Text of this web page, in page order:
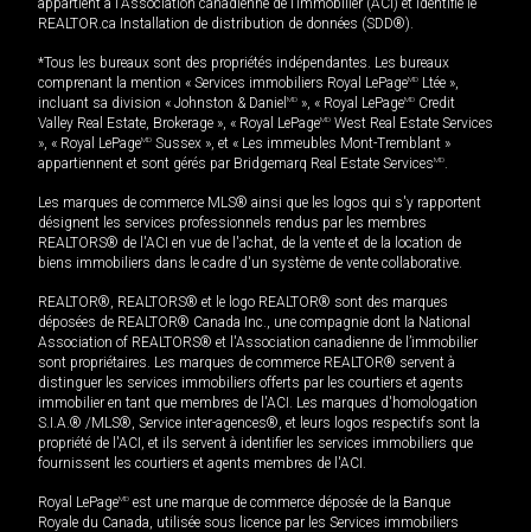
appartient à l'Association canadienne de l’immobilier (ACI) et identifie le
REALTOR.ca Installation de distribution de données (SDD®).
*Tous les bureaux sont des propriétés indépendantes. Les bureaux
comprenant la mention « Services immobiliers Royal LePageMD Ltée »,
incluant sa division « Johnston & Daniel MD », « Royal LePageMD Credit
Valley Real Estate, Brokerage », « Royal LePageMD West Real Estate Services
», « Royal LePageMD Sussex », et « Les immeubles Mont-Tremblant »
appartiennent et sont gérés par Bridgemarq Real Estate ServicesMD.
Les marques de commerce MLS® ainsi que les logos qui s'y rapportent
désignent les services professionnels rendus par les membres
REALTORS® de l'ACI en vue de l'achat, de la vente et de la location de
biens immobiliers dans le cadre d'un système de vente collaborative.
REALTOR®, REALTORS® et le logo REALTOR® sont des marques
déposées de REALTOR® Canada Inc., une compagnie dont la National
Association of REALTORS® et l'Association canadienne de l’immobilier
sont propriétaires. Les marques de commerce REALTOR® servent à
distinguer les services immobiliers offerts par les courtiers et agents
immobilier en tant que membres de l'ACI. Les marques d'homologation
S.I.A.® /MLS®, Service inter-agences®, et leurs logos respectifs sont la
propriété de l'ACI, et ils servent à identifier les services immobiliers que
fournissent les courtiers et agents membres de l'ACI.
Royal LePageMD est une marque de commerce déposée de la Banque
Royale du Canada, utilisée sous licence par les Services immobiliers